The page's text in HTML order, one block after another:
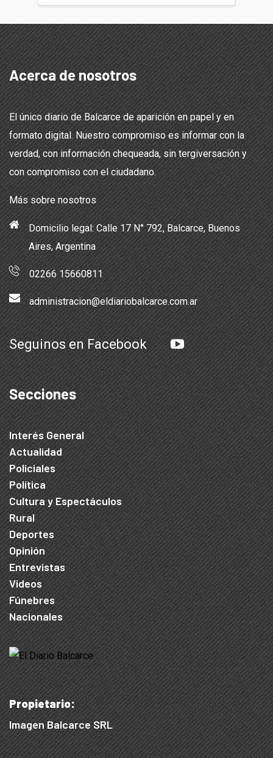
Acerca de nosotros
El único diario de Balcarce de aparición en papel y en
formato digital. Nuestro compromiso es informar con la
verdad, con información chequeada, sin tergiversación y
con compromiso con el ciudadano.
Más sobre nosotros
Domicilio legal: Calle 17 N° 792, Balcarce, Buenos
Aires, Argentina
02266 15660811
administracion@eldiariobalcarce.com.ar
Seguinos en Facebook
Secciones
Interés General
Actualidad
Policiales
Política
Cultura y Espectáculos
Rural
Deportes
Opinión
Entrevistas
Videos
Fúnebres
Nacionales
Propietario:
Imagen Balcarce SRL